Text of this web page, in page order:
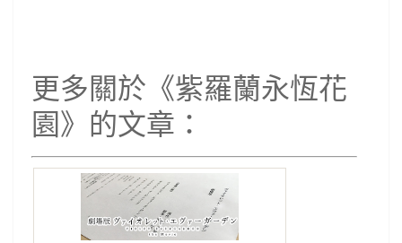
更多關於《紫羅蘭永恆花
園》的文章：